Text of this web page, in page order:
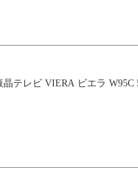
テレビ VIERA ビエラ